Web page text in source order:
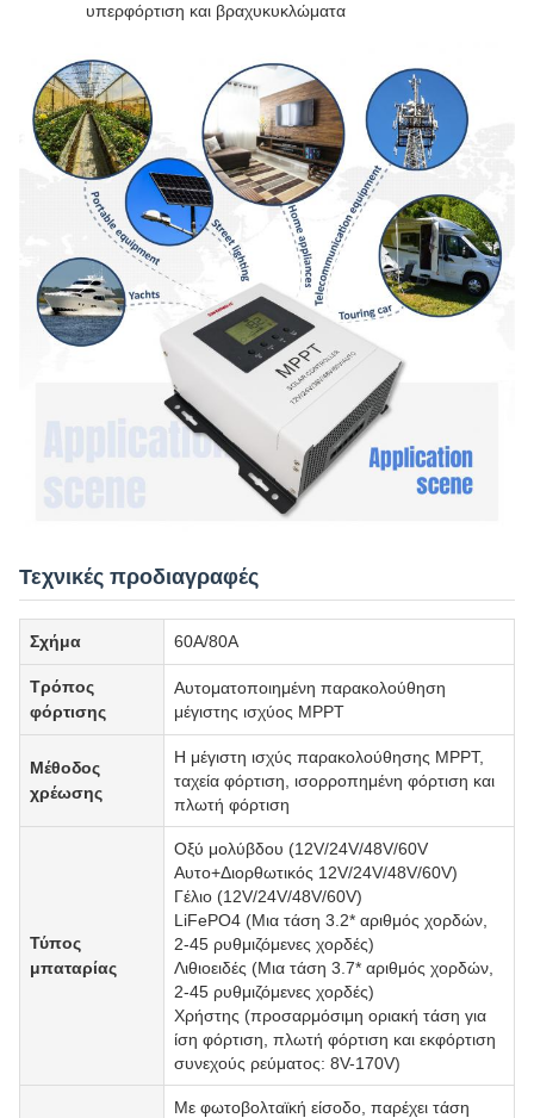
υπερφόρτιση και βραχυκυκλώματα
Τεχνικές προδιαγραφές
Σχήμα 60A/80A
Τρόπος
φόρτισης
Αυτοματοποιημένη παρακολούθηση
μέγιστης ισχύος MPPT
Μέθοδος
χρέωσης
Η μέγιστη ισχύς παρακολούθησης MPPT,
ταχεία φόρτιση, ισορροπημένη φόρτιση και
πλωτή φόρτιση
Τύπος
μπαταρίας
Οξύ μολύβδου (12V/24V/48V/60V
Αυτο+Διορθωτικός 12V/24V/48V/60V)
Γέλιο (12V/24V/48V/60V)
LiFePO4 (Μια τάση 3.2* αριθμός χορδών,
2-45 ρυθμιζόμενες χορδές)
Λιθιοειδές (Μια τάση 3.7* αριθμός χορδών,
2-45 ρυθμιζόμενες χορδές)
Χρήστης (προσαρμόσιμη οριακή τάση για
ίση φόρτιση, πλωτή φόρτιση και εκφόρτιση
συνεχούς ρεύματος: 8V-170V)
Με φωτοβολταϊκή είσοδο, παρέχει τάση